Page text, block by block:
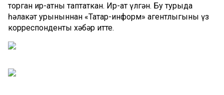
торган ир-атны таптаткан. Ир-ат үлгән. Бу турыда
һәлакәт урыныннан «Татар-информ» агентлыгының үз
корреспонденты хәбәр итте.